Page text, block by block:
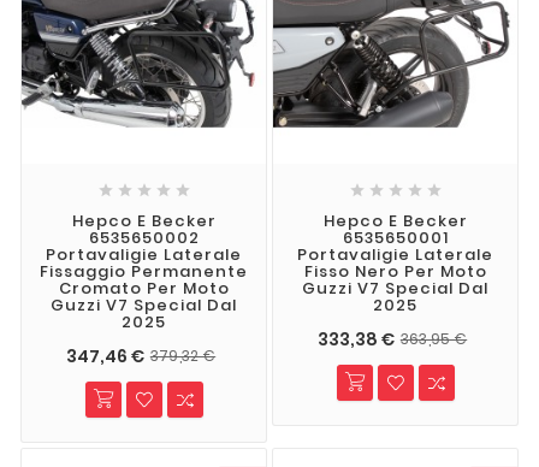
    
Hepco E Becker
6535650002
Portavaligie Laterale
Fissaggio Permanente
Cromato Per Moto
Guzzi V7 Special Dal
2025
347,46 € 379,32 €
    
Hepco E Becker
6535650001
Portavaligie Laterale
Fisso Nero Per Moto
Guzzi V7 Special Dal
2025
333,38 € 363,95 €